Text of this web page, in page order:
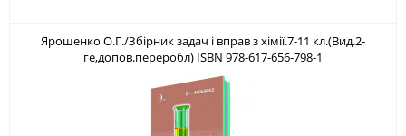
Ярошенко О.Г./Збірник задач і вправ з хімії.7-11 кл.(Вид.2-
ге,допов.переробл) ISBN 978-617-656-798-1